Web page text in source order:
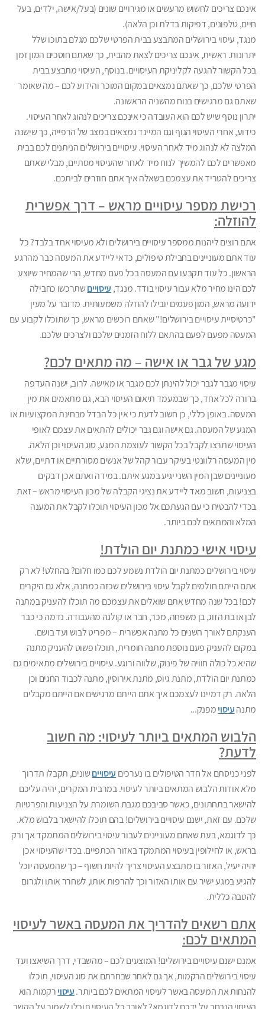
אינכם צריכים לחשוש מרעשים או מגירויים שונים (בעל/אישה, ילדים, בעל
חיים, טלפונים, דפיקות בדלת וכן הלאה).
מנגד, עיסוי בירושלים המתבצע בבית הפרטי שלכם מגלם בתוכו שלל
יתרונות. ראשית, אינכם צריכים לצאת מהבית, כך שאתם חוסכים המון זמן
בכל הקשור להגעה לקליניקת העיסויים. בנוסף, העיסוי מתבצע בבית
הפרטי שלכם, כך שאתם נמצאים במקום המוכר והידוע לכם – מה שאומר
שאתם גם מרגישים בנוח מהשניה הראשונה.
יתרון נוסף שיש לכם הוא העובדה כי אינכם צריכים לנהוג לאחר העיסוי.
כידוע, אחרי העיסוי הגוף וגם המיינד נמצאים במצב של הרפייה, כך שישנה
המלצה לא לנהוג מיד לאחר העיסוי. עיסויים בירושלים הניתנים לכם בבית
מאפשרים לכם להמשיך לנוח מיד לאחר שהעיסוי מסתיים, מבלי שאתם
צריכים להטריד את עצמכם בשאלה איך אתם חוזרים לביתכם.
רכישת מספר עיסויים מראש – דרך אפשרית
להוזלה:
אתם רוצים ליהנות ממספר עיסויים בירושלים ולא מעיסוי אחד בלבד? כל
עוד אתם מעוניינים בחבילת טיפולים, כדאי ליידע את המעסה כבר מהרגע
הראשון. כל עוד תקבעו עם המעסה בכל פעם מחדש, הרי שהמחיר שיוצע
לכם הינו מחיר מלא עבור עיסוי בודד. מנגד, עיסוייםשתרכשו כחבילה
ידועה מראש, המון פעמים יובילו להוזלה משמעותית. מדובר על מעין
"כרטיסיית עיסויים בירושלים!" שאתם רוכשים מראש, כך שתוכלו לקבוע עם
המעסה מפעם לפעם בהתאם ללוח הזמנים שלכם ולצרכים שלכם.
מגע של גבר או אישה – מה מתאים לכם?
עיסוי מגבר לגבר יכול להינתן לכם מגבר או מאישה. לרוב, ישנה העדפה
ברורה לכל אחד, כך שבמעמד תיאום העיסוי הבא, גם מתאמים את מין
המעסה. באופן כללי, כן חשוב לדעת כי אין כל הבדל מבחינת המקצועיות או
המגע של המעסה. גם אישה וגם גבר יכולים להתאים את עצמם לאופי
העיסוי שתרצו לקבל בכל הקשור לעוצמת המגע, סוג העיסוי וכן הלאה.
מין המעסה רלוונטי בעיקר עבור קהל של אנשים מסורתיים או דתיים, שלא
מעוניינים שבן המין השני יגיע במגע איתם. במידה ואתם אכן דבקים
בצניעות, חשוב מאד ליידע את נציגי הקבלה של מכון העיסוי מראש – זאת
בכדי להבטיח כי עם הגעתכם אל מכון העיסוי תוכלו לקבל את המענה
המלא והמתאים לכם ביותר.
עיסוי אישי כמתנת יום הולדת!
עיסוי בירושלים כמתנת יום הולדת נשמע לכם כמו חלום? בהחלט! לא רק
אתם הייתם חולמים לקבל עיסוי בירושלים שכזה כמתנה, אלא גם היקרים
לכם! בכל שנה מחדש אתם שואלים את עצמכם מה תוכלו להעניק במתנה
לבן או בת הזוג, בן משפחה, מכר, חבר או קולגה מהעבודה. נדמה כי כבר
הענקתם לאורך השנים כל מתנה אפשרית – מפריט לבוש ועד בושם.
במקום להעניק פעם נוספת מתנה חומרית, תוכלו פשוט להעניק מתנה
שהיא כל כולה חוויה של פינוק, שלווה ורוגע. עיסויים בירושלים מתאימים גם
כמתנת יום הולדת, מתנת גיוס, מתנת אירוסין, מתנה לכבוד החגים וכן
הלאה. רק דמיינו לעצמכם איך אתם הייתם מרגישים אם הייתם מקבלים
מתנה עיסוי מפנק...
הלבוש המתאים ביותר לעיסוי: מה חשוב
לדעת?
לפני כניסתם אל חדר הטיפולים בו נערכים עיסוייםשונים, תקבלו תדרוך
מלא אודות הלבוש המתאים ביותר לעיסוי. במרבית המקרים, יהיה עליכם
להישאר בתחתונים, כאשר סביבכם מגבת השומרת על הצניעות והפרטיות
שלכם. עם זאת, ישנם עיסויים בירושלים! בהם תוכלו להישאר בלבוש מלא.
כך לדוגמא, בעת שאתם מעוניינים לעבור עיסוי בירושלים המתמקד אך ורק
בראש, או לחילופין בעיסוי המתמקד באזור הכתפיים. בכדי שהעיסוי אכן
יהיה יעיל, האזור בו מתבצע העיסוי צריך להיות חשוף – כך שהמעסה יוכל
להגיע במגע ישיר עם אותו האזור וכך להרפות אותו, לשחרר אותו ולגרום
להטבה כללית.
אתם רשאים להדריך את המעסה באשר לעיסוי
המתאים לכם:
אמנם ישנם עיסויים בירושלים! המוצעים לכם – מהשבדי, דרך השיאצו ועד
עיסוי בירושלים הרקמות, אך גם לאחר שבחרתם את סוג העיסוי, תוכלו
להנחות את המעסה באשר לעיסוי המתאים לכם ביותר. עיסוי רקמות הוא